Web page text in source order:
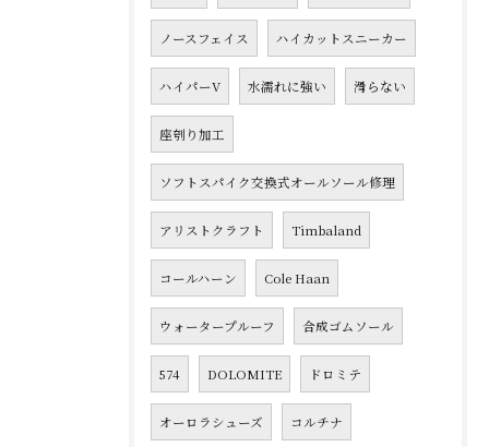
ノースフェイス ハイカットスニーカー
ハイパーV 水濡れに強い 滑らない
座刳り加工
ソフトスパイク交換式オールソール修理
アリストクラフト Timbaland
コールハーン Cole Haan
ウォータープルーフ 合成ゴムソール
574 DOLOMITE ドロミテ
オーロラシューズ コルチナ